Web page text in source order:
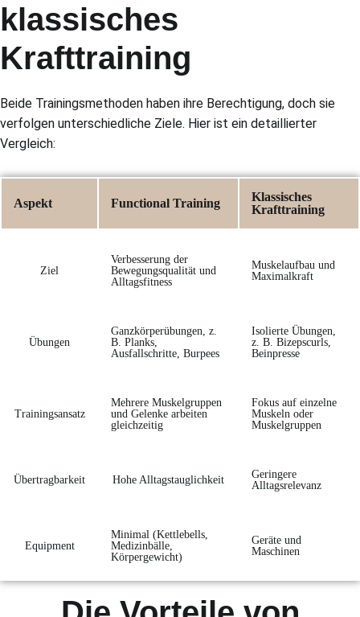
klassisches
Krafttraining
Beide Trainingsmethoden haben ihre Berechtigung, doch sie
verfolgen unterschiedliche Ziele. Hier ist ein detaillierter
Vergleich:
Aspekt Functional Training
Klassisches
Krafttraining
Ziel
Verbesserung der
Bewegungsqualität und
Alltagsfitness
Muskelaufbau und
Maximalkraft
Übungen
Ganzkörperübungen, z.
B. Planks,
Ausfallschritte, Burpees
Isolierte Übungen,
z. B. Bizepscurls,
Beinpresse
Trainingsansatz
Mehrere Muskelgruppen
und Gelenke arbeiten
gleichzeitig
Fokus auf einzelne
Muskeln oder
Muskelgruppen
Übertragbarkeit Hohe Alltagstauglichkeit
Geringere
Alltagsrelevanz
Equipment
Minimal (Kettlebells,
Medizinbälle,
Körpergewicht)
Geräte und
Maschinen